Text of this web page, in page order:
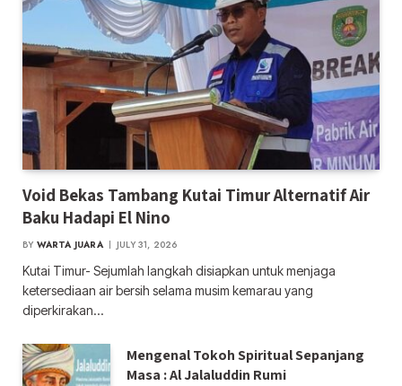
Void Bekas Tambang Kutai Timur Alternatif Air
Baku Hadapi El Nino
BY WARTA JUARA JULY 31, 2026
Kutai Timur- Sejumlah langkah disiapkan untuk menjaga
ketersediaan air bersih selama musim kemarau yang
diperkirakan…
Mengenal Tokoh Spiritual Sepanjang
Masa : Al Jalaluddin Rumi